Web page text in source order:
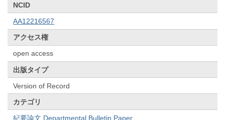
NCID
AA12216567
アクセス権
open access
出版タイプ
Version of Record
カテゴリ
紀要論文 Departmental Bulletin Paper